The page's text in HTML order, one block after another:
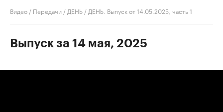
Видео / Передачи / ДЕНЬ / ДЕНЬ. Выпуск от 14.05.2025, часть 1
Выпуск за 14 мая, 2025